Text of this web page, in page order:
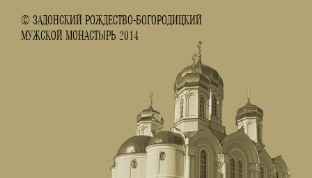
© ЗАДОНСКИЙ РОЖДЕСТВО-БОГОРОДИЦКИЙ
МУЖСКОЙ МОНАСТЫРЬ 2014